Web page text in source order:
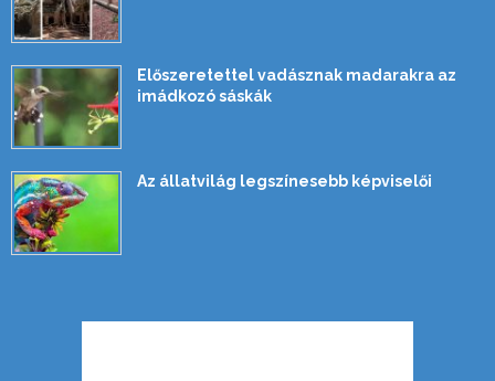
Előszeretettel vadásznak madarakra az
imádkozó sáskák
Az állatvilág legszínesebb képviselői